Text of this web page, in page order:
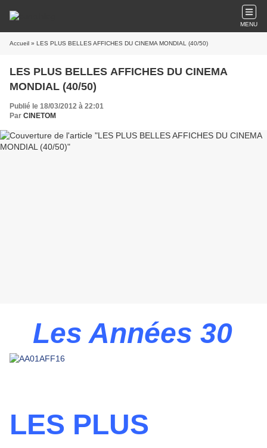
MENU
Accueil » LES PLUS BELLES AFFICHES DU CINEMA MONDIAL (40/50)
LES PLUS BELLES AFFICHES DU CINEMA
MONDIAL (40/50)
Publié le 18/03/2012 à 22:01
Par CINETOM
Les Années 30
LES PLUS